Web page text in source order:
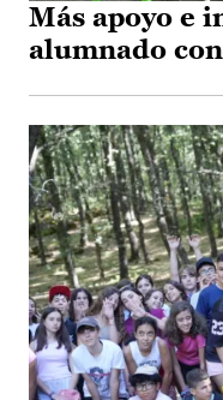
Más apoyo e
alumnado